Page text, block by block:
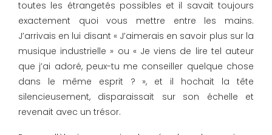
toutes les étrangetés possibles et il savait toujours
exactement quoi vous mettre entre les mains.
J’arrivais en lui disant « J’aimerais en savoir plus sur la
musique industrielle » ou « Je viens de lire tel auteur
que j’ai adoré, peux-tu me conseiller quelque chose
dans le même esprit ? », et il hochait la tête
silencieusement, disparaissait sur son échelle et
revenait avec un trésor.